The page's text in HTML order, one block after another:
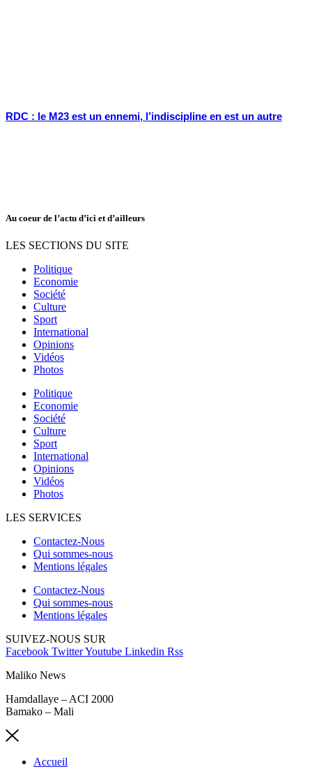
RDC : le M23 est un ennemi, l’indiscipline en est un autre
Au coeur de l’actu d’ici et d’ailleurs
LES SECTIONS DU SITE
Politique
Economie
Société
Culture
Sport
International
Opinions
Vidéos
Photos
Politique
Economie
Société
Culture
Sport
International
Opinions
Vidéos
Photos
LES SERVICES
Contactez-Nous
Qui sommes-nous
Mentions légales
Contactez-Nous
Qui sommes-nous
Mentions légales
SUIVEZ-NOUS SUR
Facebook TwitterYoutube Linkedin Rss
Maliko News
Hamdallaye – ACI 2000
Bamako – Mali
Accueil